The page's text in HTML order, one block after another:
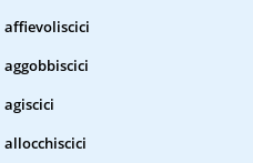
affievoliscici
aggobbiscici
agiscici
allocchiscici